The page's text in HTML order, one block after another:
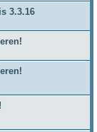
3.3.16